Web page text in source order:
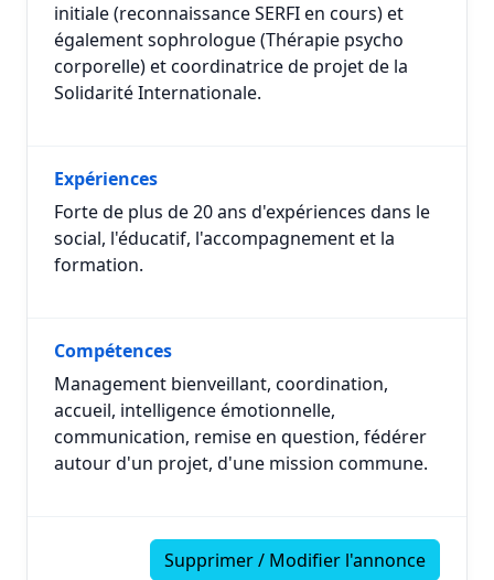
initiale (reconnaissance SERFI en cours) et
également sophrologue (Thérapie psycho
corporelle) et coordinatrice de projet de la
Solidarité Internationale.
Expériences
Forte de plus de 20 ans d'expériences dans le
social, l'éducatif, l'accompagnement et la
formation.
Compétences
Management bienveillant, coordination,
accueil, intelligence émotionnelle,
communication, remise en question, fédérer
autour d'un projet, d'une mission commune.
Supprimer / Modifier l'annonce